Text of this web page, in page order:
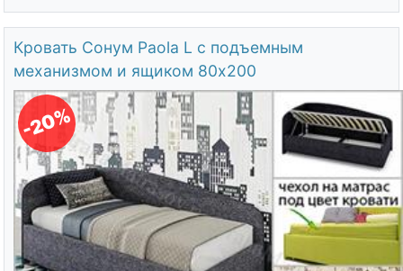
Кровать Сонум Paola L с подъемным
механизмом и ящиком 80х200
-20%